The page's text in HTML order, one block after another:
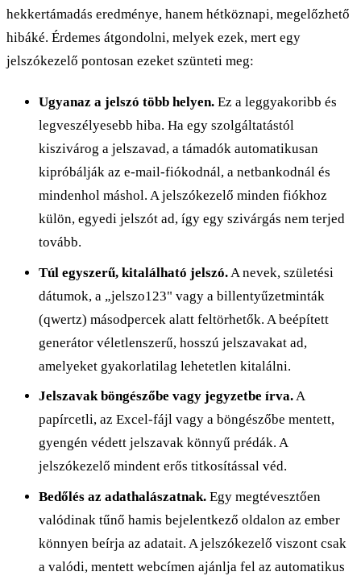
hekkertámadás eredménye, hanem hétköznapi, megelőzhető
hibáké. Érdemes átgondolni, melyek ezek, mert egy
jelszókezelő pontosan ezeket szünteti meg:
Ugyanaz a jelszó több helyen. Ez a leggyakoribb és
legveszélyesebb hiba. Ha egy szolgáltatástól
kiszivárog a jelszavad, a támadók automatikusan
kipróbálják az e-mail-fiókodnál, a netbankodnál és
mindenhol máshol. A jelszókezelő minden fiókhoz
külön, egyedi jelszót ad, így egy szivárgás nem terjed
tovább.
Túl egyszerű, kitalálható jelszó. A nevek, születési
dátumok, a „jelszo123" vagy a billentyűzetminták
(qwertz) másodpercek alatt feltörhetők. A beépített
generátor véletlenszerű, hosszú jelszavakat ad,
amelyeket gyakorlatilag lehetetlen kitalálni.
Jelszavak böngészőbe vagy jegyzetbe írva.A
papírcetli, az Excel-fájl vagy a böngészőbe mentett,
gyengén védett jelszavak könnyű prédák. A
jelszókezelő mindent erős titkosítással véd.
Bedőlés az adathalászatnak. Egy megtévesztően
valódinak tűnő hamis bejelentkező oldalon az ember
könnyen beírja az adatait. A jelszókezelő viszont csak
a valódi, mentett webcímen ajánlja fel az automatikus